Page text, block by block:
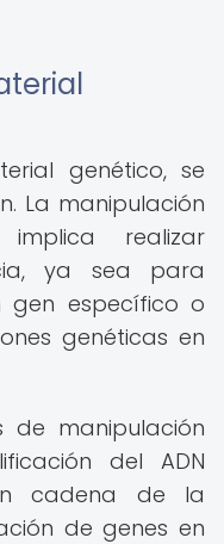
genético, se
La manipulación
realizar
ya sea para
específico o
genéticas en
de manipulación
del ADN
cadena de la
de genes en